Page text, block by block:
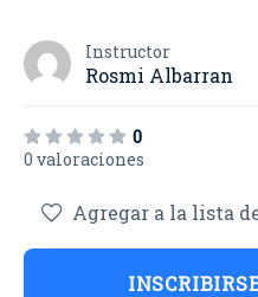
Instructor
Rosmi Albarran
0
0 valoraciones
Agregar a la lista